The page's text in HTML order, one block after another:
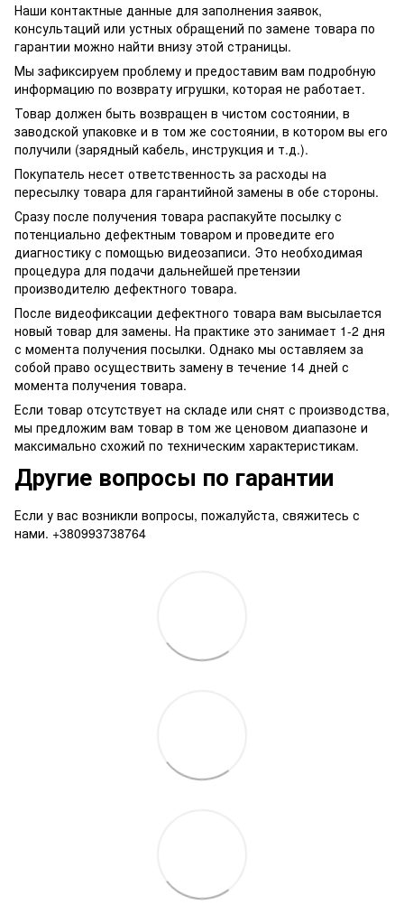
Наши контактные данные для заполнения заявок,
консультаций или устных обращений по замене товара по
гарантии можно найти внизу этой страницы.
Мы зафиксируем проблему и предоставим вам подробную
информацию по возврату игрушки, которая не работает.
Товар должен быть возвращен в чистом состоянии, в
заводской упаковке и в том же состоянии, в котором вы его
получили (зарядный кабель, инструкция и т.д.).
Покупатель несет ответственность за расходы на
пересылку товара для гарантийной замены в обе стороны.
Сразу после получения товара распакуйте посылку с
потенциально дефектным товаром и проведите его
диагностику с помощью видеозаписи. Это необходимая
процедура для подачи дальнейшей претензии
производителю дефектного товара.
После видеофиксации дефектного товара вам высылается
новый товар для замены. На практике это занимает 1-2 дня
с момента получения посылки. Однако мы оставляем за
собой право осуществить замену в течение 14 дней с
момента получения товара.
Если товар отсутствует на складе или снят с производства,
мы предложим вам товар в том же ценовом диапазоне и
максимально схожий по техническим характеристикам.
Другие вопросы по гарантии
Если у вас возникли вопросы, пожалуйста, свяжитесь с
нами. +380993738764